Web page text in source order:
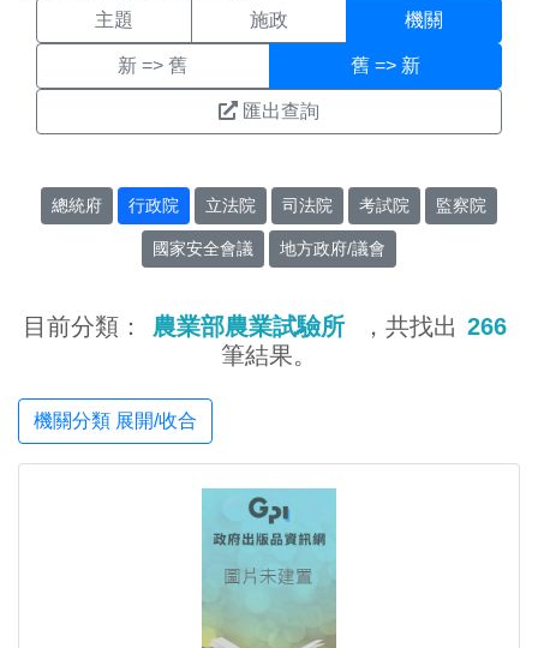
主題 施政 機關
新 => 舊 舊 => 新
匯出查詢
總統府 行政院 立法院 司法院 考試院 監察院
國家安全會議 地方政府/議會
目前分類： 農業部農業試驗所 ，共找出 266
筆結果。
機關分類 展開/收合